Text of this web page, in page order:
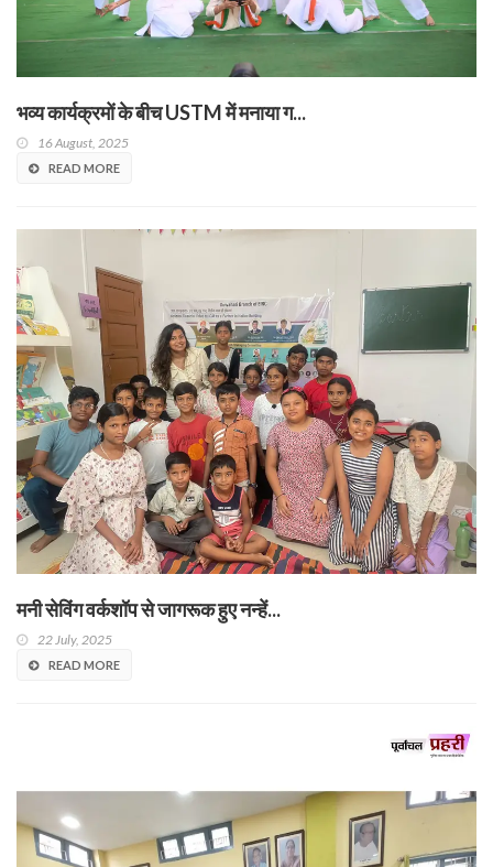
भव्य कार्यक्रमों के बीच USTM में मनाया ग...
16 August, 2025
READ MORE
मनी सेविंग वर्कशॉप से जागरूक हुए नन्हें...
22 July, 2025
READ MORE